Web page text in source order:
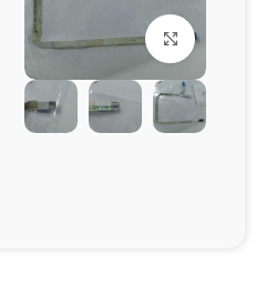
برای بزرگنمایی کلیک کنید